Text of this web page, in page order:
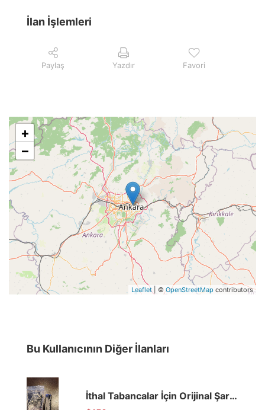
İlan İşlemleri
Paylaş Yazdır Favori
+
−
Leaflet| ©OpenStreetMap contributors
Bu Kullanıcının Diğer İlanları
İthal Tabancalar İçin Orijinal Şarjörler